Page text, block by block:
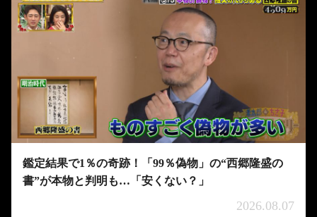
鑑定結果で1％の奇跡！「99％偽物」の“西郷隆盛の
書”が本物と判明も…「安くない？」
2026.08.07